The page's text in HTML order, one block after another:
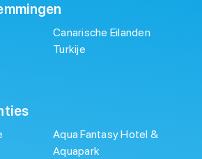
Canarische Eilanden
Turkije
Aqua Fantasy Hotel &
Aquapark